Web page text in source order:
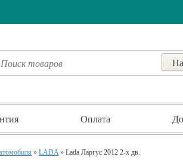
Оплата
» LADA» Lada Ларгус 2012 2-х дв.